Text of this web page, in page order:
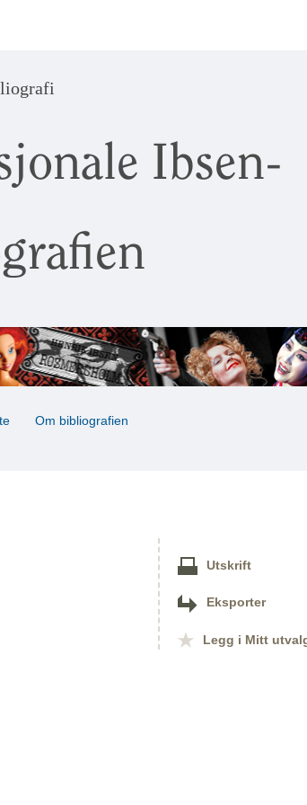
Ibsen-
Om bibliografien
Utskrift
Eksporter
Legg i Mitt